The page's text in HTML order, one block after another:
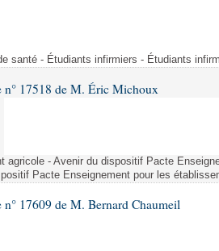
santé - Étudiants infirmiers - Étudiants
n° 17518 de M. Éric Michoux
agricole - Avenir du dispositif Pacte
Pacte Enseignement pour les
n° 17609 de M. Bernard Chaumeil